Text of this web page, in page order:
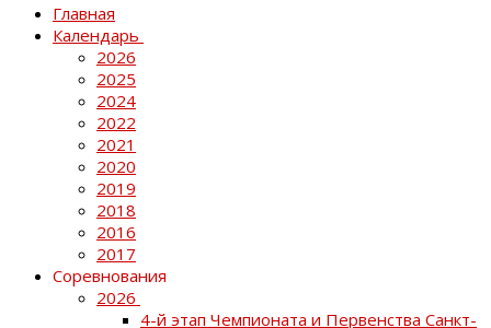
Главная
Календарь
2026
2025
2024
2022
2021
2020
2019
2018
2016
2017
Соревнования
2026
4-й этап Чемпионата и Первенства Санкт-